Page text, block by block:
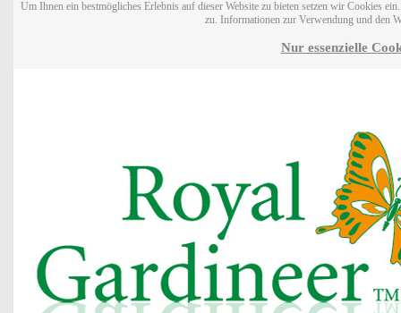
Um Ihnen ein bestmögliches Erlebnis auf dieser Website zu bieten setzen wir Cookies
zu. Informationen zur Verwendung und den
Nur essenzielle